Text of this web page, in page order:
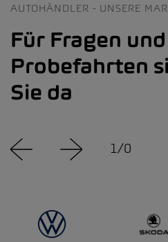
AUTOHÄNDLER - UNSERE
Für Fragen und
Probefahrten
Sie da
1/0